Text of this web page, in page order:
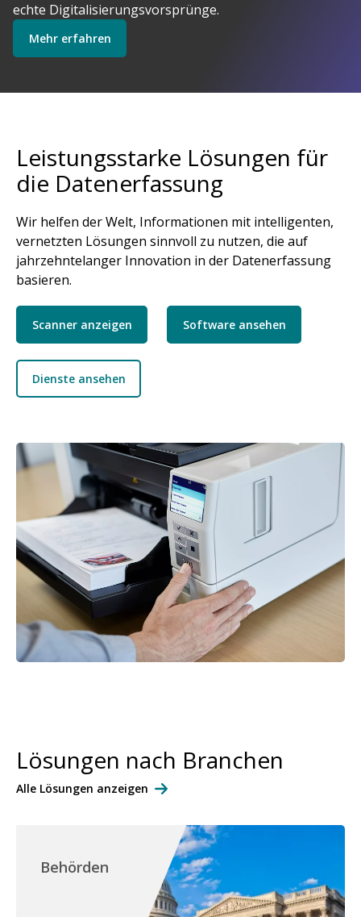
echte Digitalisierungsvorsprünge.
Mehr erfahren
Startklar
Explore Services
Leistungsstarke Lösungen für
die Datenerfassung
Wir helfen der Welt, Informationen mit intelligenten,
vernetzten Lösungen sinnvoll zu nutzen, die auf
jahrzehntelanger Innovation in der Datenerfassung
basieren.
Scanner anzeigen Software ansehen
Dienste ansehen
Bild
Lösungen nach Branchen
Alle Lösungen anzeigen
Behörden